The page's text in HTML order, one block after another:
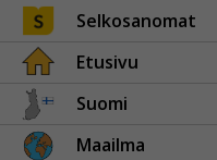
Selkosanomat
Etusivu
Suomi
Maailma